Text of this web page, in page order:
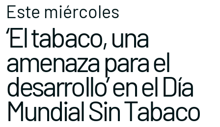
Este miércoles
‘El tabaco, una
amenaza para el
desarrollo’ en el Día
Mundial Sin Tabaco